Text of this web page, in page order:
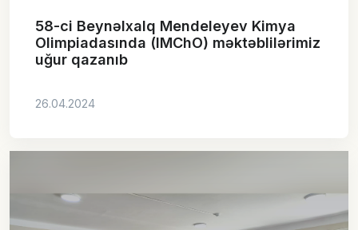
58-ci Beynəlxalq Mendeleyev Kimya
Olimpiadasında (IMChO) məktəblilərimiz
uğur qazanıb
26.04.2024